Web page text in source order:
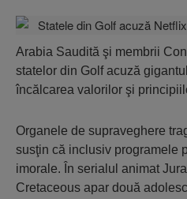
Arabia Saudită şi membrii
statelor din Golf acuză
încălcarea valorilor şi
Organele de supraveghere
susţin că inclusiv programele
imorale. În serialul animat
Cretaceous apar două